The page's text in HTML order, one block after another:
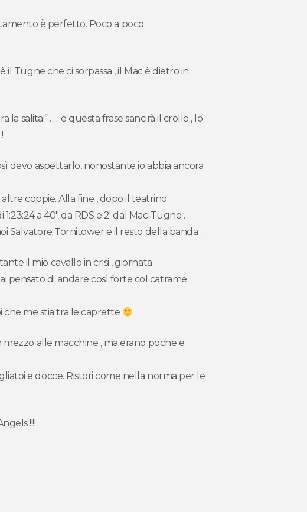
è perfetto. Poco a poco
il Tugne che ci sorpassa , il Mac è dietro in
la salita!” ….. e questa frase sancirà il crollo , lo
devo aspettarlo, nonostante io abbia ancora
coppie. Alla fine , dopo il teatrino
a 40″ da RDS e 2′ dal Mac-Tugne .
Salvatore Tornitower e il resto della banda .
il mio cavallo in crisi , giornata
pensato di andare così forte col catrame
che me stia tra le caprette
mezzo alle macchine , ma erano poche e
e docce. Ristori come nella norma per le
!!!!